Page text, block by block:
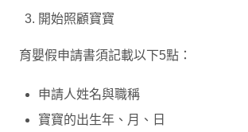
開始照顧寶寶
育嬰假申請書須記載以下5點：
申請人姓名與職稱
寶寶的出生年、月、日